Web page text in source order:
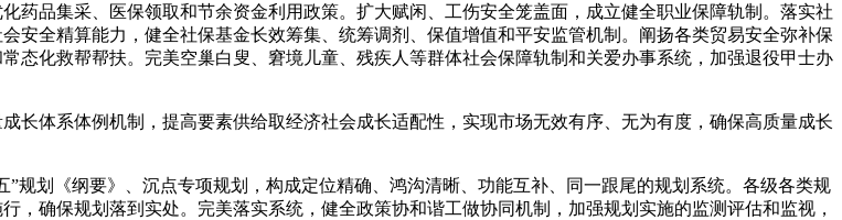
药品集采、医保领取和节余资金利用政策。扩大赋闲、工伤安全笼盖面，成立健全职业保障轨制。落实社
安全精算能力，健全社保基金长效筹集、统筹调剂、保值增值和平安监管机制。阐扬各类贸易安全弥补保
态化救帮帮扶。完美空巢白叟、窘境儿童、残疾人等群体社会保障轨制和关爱办事系统，加强退役甲士办
体系体例机制，提高要素供给取经济社会成长适配性，实现市场无效有序、无为有度，确保高质量成长
划《纲要》、沉点专项规划，构成定位精确、鸿沟清晰、功能互补、同一跟尾的规划系统。各级各类规
确保规划落到实处。完美落实系统，健全政策协和谐工做协同机制，加强规划实施的监测评估和监视，